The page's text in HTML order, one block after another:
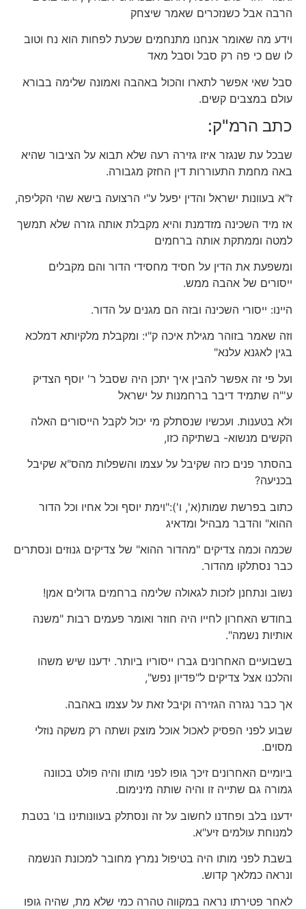
הרבה אבל כשנזכרים שאמר שיצחק
וידע מה שאומר אנחנו מתנחמים שכעת לפחות הוא נח וטוב
לו שם כי פה רק סבל וסבל מאד
סבל שאי אפשר לתארו והכול באהבה ואמונה שלימה בבורא
עולם במצבים קשים.
כתב הרמ"ק:
שבכל עת שנגזר איזו גזירה רעה שלא תבוא על הציבור שהיא
באה מחמת התעוררות דין החזק מגבורה.
ז"א בעוונות ישראל והדין יפעל ע"י הרצועה בישא שהי הקליפה,
אז מיד השכינה מזדמנת והיא מקבלת אותה גזרה שלא תמשך
למטה וממתקת אותה ברחמים
ומשפעת את הדין על חסיד מחסידי הדור והם מקבלים
ייסורים של אהבה ממש.
היינו: ייסורי השכינה ובזה הם מגנים על הדור.
וזה שאמר בזוהר מגילת איכה ק"י: ומקבלת מלקיותא דמלכא
בגין לאגנא עלנא"
ועל פי זה אפשר להבין איך יתכן היה שסבל ר' יוסף הצדיק
ע'"ה שתמיד דיבר ברחמנות על ישראל
ולא בטענות. ועכשיו שנסתלק מי יכול לקבל הייסורים האלה
הקשים מנשוא- בשתיקה כזו,
בהסתר פנים כזה שקיבל על עצמו והשפלות מהס"א שקיבל
בכניעה?
כתוב בפרשת שמות(א', ו'):"וימת יוסף וכל אחיו וכל הדור
ההוא" והדבר מבהיל ומדאיג
שכמה וכמה צדיקים "מהדור ההוא" של צדיקים גנוזים ונסתרים
כבר נסתלקו מהדור.
נשוב ונתחנן לזכות לגאולה שלימה ברחמים גדולים אמן!
בחודש האחרון לחייו היה חוזר ואומר פעמים רבות "משנה
אותיות נשמה".
בשבועיים האחרונים גברו ייסוריו ביותר. ידענו שיש משהו
והלכנו אצל צדיקים ל"פדיון נפש",
אך כבר נגזרה הגזירה וקיבל זאת על עצמו באהבה.
שבוע לפני הפסיק לאכול אוכל מוצק ושתה רק משקה נוזלי
מסוים.
ביומיים האחרונים זיכך גופו לפני מותו והיה פולט בכוונה
גמורה גם שתייה זו והיה שותה מינימום.
ידענו בלב ופחדנו לחשוב על זה ונסתלק בעוונותינו בו' בטבת
למנוחת עולמים זיע"א.
בשבת לפני מותו היה בטיפול נמרץ מחובר למכונת הנשמה
ונראה כמלאך קדוש.
לאחר פטירתו נראה במקווה טהרה כמי שלא מת, שהיה גופו